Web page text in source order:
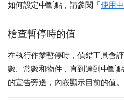
如何設定中斷點，請參閱「 使用
檢查暫停時的值
在執行作業暫停時，偵錯工具會
數、常數和物件，直到達到中斷
的宣告旁邊，內嵌顯示目前的值。